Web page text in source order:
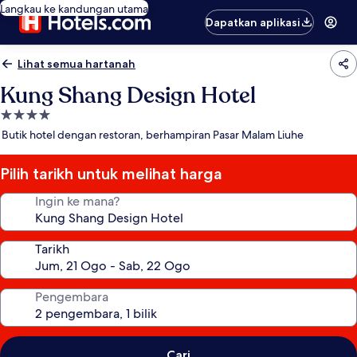
Langkau ke kandungan utama
Dapatkan aplikasi
Lihat semua hartanah
Kung Shang Design Hotel
Hartanah
4.0
Butik hotel dengan restoran, berhampiran Pasar Malam Liuhe
Pilih tarikh untuk melihat harga
Ingin ke mana?
Tarikh
Pengembara